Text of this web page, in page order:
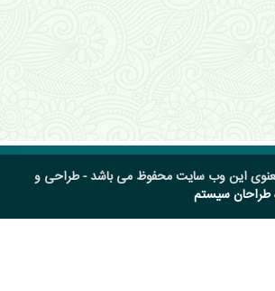
این وب سایت محفوظ می باشد - طراحی و
طراحان سیستم